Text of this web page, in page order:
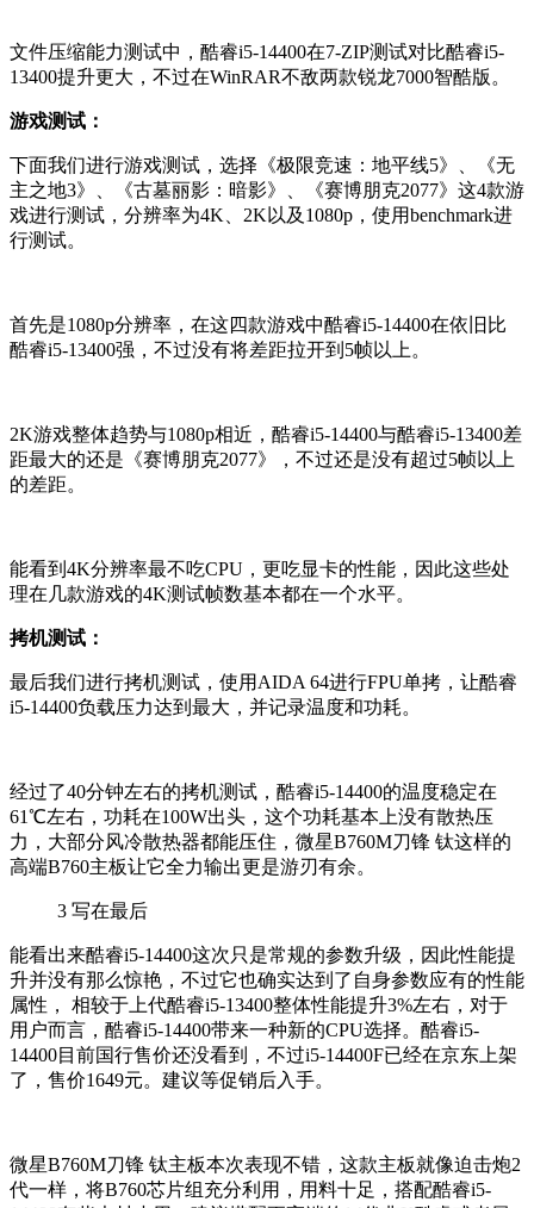
文件压缩能力测试中， 酷睿i5-14400在7-ZIP测试对比酷睿i5-
13400提升更大 ，不过在WinRAR不敌两款锐龙7000智酷版。
游戏测试：
下面我们进行游戏测试，选择《极限竞速：地平线5》、《无
主之地3》、《古墓丽影：暗影》、《赛博朋克2077》这4款游
戏进行测试，分辨率为4K、2K以及1080p，使用benchmark进
行测试。
首先是1080p分辨率，在这四款游戏中酷睿i5-14400在依旧比
酷睿i5-13400强，不过没有将差距拉开到5帧以上 。
2K游戏整体趋势与1080p相近， 酷睿i5-14400与酷睿i5-13400差
距最大的还是 《赛博朋克2077》
，不过还是没有超过5帧以上
的差距。
能看到4K分辨率最不吃CPU，更吃显卡的性能，因此这些处
理在几款游戏的4K测试帧数基本都在一个水平。
拷机测试：
最后我们进行拷机测试，使用AIDA 64进行FPU单拷，让酷睿
i5-14400负载压力达到最大，并记录温度和功耗。
经过了40分钟左右的拷机测试， 酷睿i5-14400的温度稳定在
61℃左右，功耗在100W出头，这个功耗基本上没有散热压
力，大部分风冷散热器都能压住，微星B760M刀锋 钛这样的
高端B760主板让它全力输出更是游刃有余。
3 写在最后
能看出来酷睿i5-14400这次只是常规的参数升级，因此性能提
升并没有那么惊艳，不过它也确实达到了自身参数应有的性能
属性， 相较于上代酷睿i5-13400整体性能提升3%左右，对于
用户而言， 酷睿i5-14400带来一种新的CPU选择。 酷睿i5-
14400目前国行售价还没看到，不过i5-14400F已经在京东上架
了，售价1649元。建议等促销后入手。
微星B760M刀锋 钛主板本次表现不错，这款主板就像迫击炮2
代一样，将B760芯片组充分利用，用料十足，搭配酷睿i5-